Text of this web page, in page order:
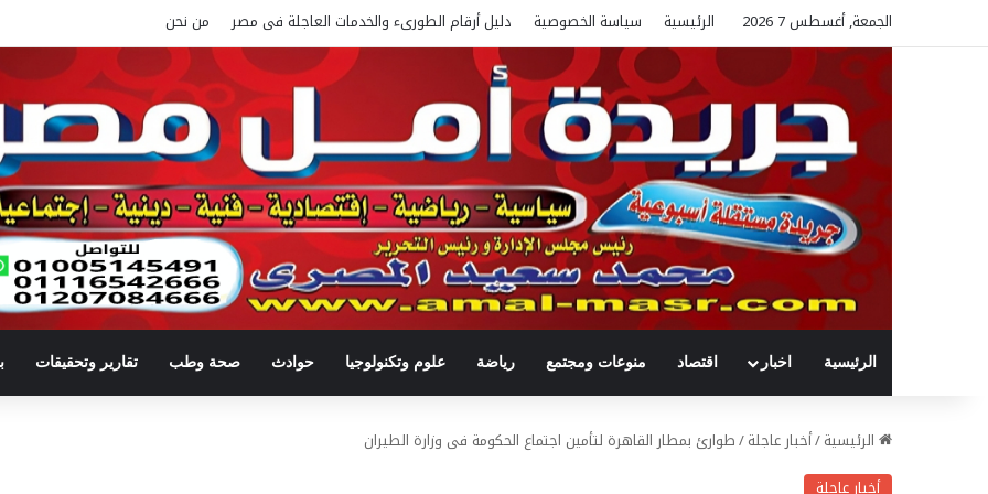
الجمعة, أغسطس 7 2026 الرئيسية سياسة الخصوصية دليل أرقام الطورىء والخدمات العاجلة فى مصر من نحن
الرئيسية اخبار اقتصاد منوعات ومجتمع رياضة علوم وتكنولوجيا حوادث صحة وطب تقارير وتحقيقات
الرئيسية/أخبار عاجلة/طوارئ بمطار القاهرة لتأمين اجتماع الحكومة فى وزارة الطيران
أخبار عاجلة